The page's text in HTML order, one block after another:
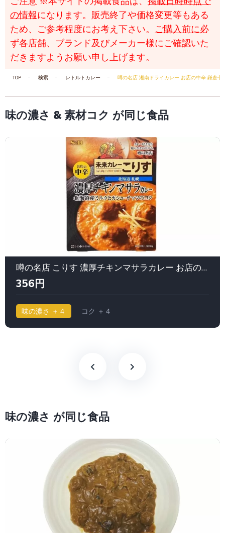
の情報になります。販売終了や価格変更等もある
ため、ご参考程度にお考え下さい。 ご購入前に必
ず各店舗、ブランド及びメーカー様にご確認いた
だきますようお願い申し上げます。
TOP 検索 レトルトカレー 噂の名店 湘南ドライカレー お店の中辛 鎌倉
味の濃さ & 素材コク が同じ食品
噂の名店 こりす 濃厚チキンマサラカレー お店の中辛｜エスビー食品（S&B）
356円
味の濃さ ＋４ コク ＋４
味の濃さ が同じ食品